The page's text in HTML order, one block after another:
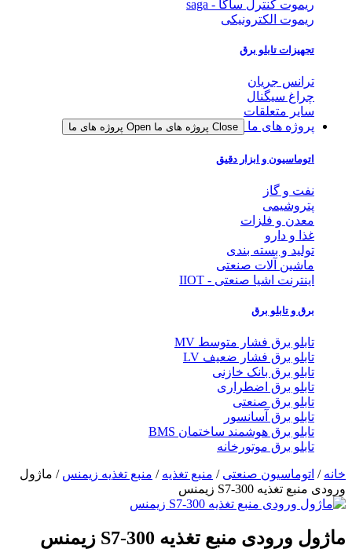
ریموت کنترل ساگا - saga
ریموت الکترونیکی
تجهیزات تابلو برق
ترانس جریان
چراغ سیگنال
سایر متعلقات
پروژه های ما
Close پروژه های ما Open پروژه های ما
اتوماسیون و ابزار دقیق
نفت و گاز
پتروشیمی
معدن و فلزات
غذا و دارو
تولید و بسته بندی
ماشین آلات صنعتی
اینترنت اشیا صنعتی - IIOT
برق و تابلو برق
تابلو برق فشار متوسط MV
تابلو برق فشار ضعیف LV
تابلو برق بانک خازنی
تابلو برق اضطراری
تابلو برق صنعتی
تابلو برق آسانسور
تابلو برق هوشمند ساختمان BMS
تابلو برق موتورخانه
خانه / اتوماسیون صنعتی / منبع تغذیه / منبع تغذیه زیمنس / ماژول
ورودی منبع تغذیه S7-300 زیمنس
ماژول ورودی منبع تغذیه S7-300 زیمنس